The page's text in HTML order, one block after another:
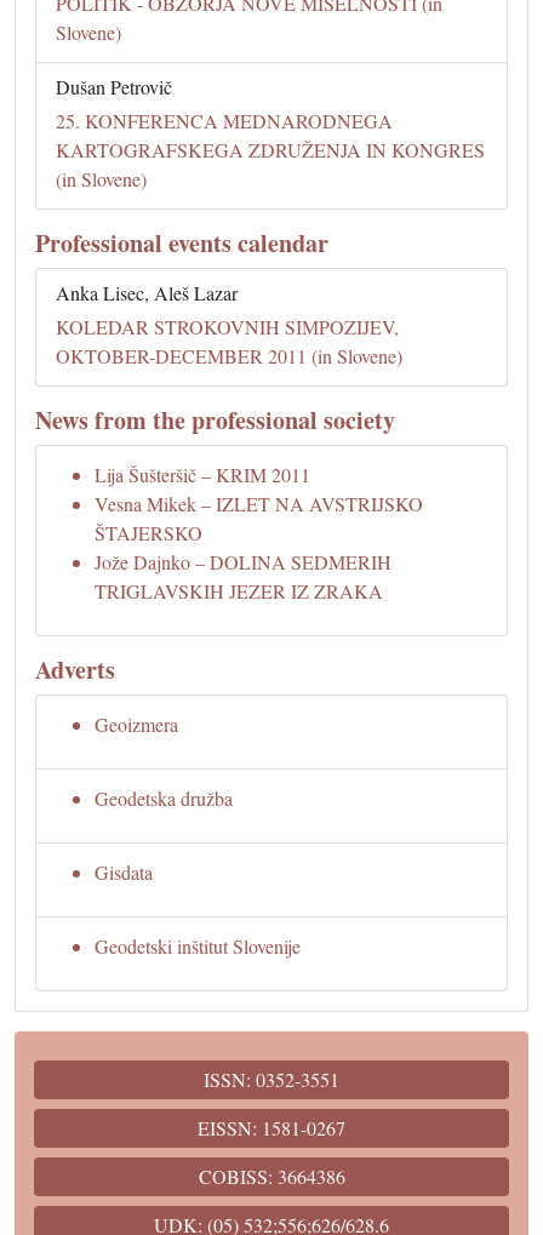
Slovene)
Dušan Petrovič
25. KONFERENCA MEDNARODNEGA
KARTOGRAFSKEGA ZDRUŽENJA IN KONGRES
(in Slovene)
Professional events calendar
Anka Lisec, Aleš Lazar
KOLEDAR STROKOVNIH SIMPOZIJEV,
OKTOBER-DECEMBER 2011 (in Slovene)
News from the professional society
Lija Šušteršič – KRIM 2011
Vesna Mikek – IZLET NA AVSTRIJSKO
ŠTAJERSKO
Jože Dajnko – DOLINA SEDMERIH
TRIGLAVSKIH JEZER IZ ZRAKA
Adverts
Geoizmera
Geodetska družba
Gisdata
Geodetski inštitut Slovenije
ISSN: 0352-3551
EISSN: 1581-0267
COBISS: 3664386
UDK: (05) 532;556;626/628.6